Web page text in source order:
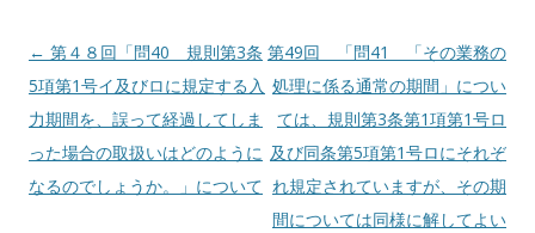
投稿ナビゲーション
← 第４８回「問40 規則第3条
5項第1号イ及びロに規定する入
力期間を、誤って経過してしま
った場合の取扱いはどのように
なるのでしょうか。」について
第49回 「問41 「その業務の
処理に係る通常の期間」につい
ては、規則第3条第1項第1号ロ
及び同条第5項第1号ロにそれぞ
れ規定されていますが、その期
間については同様に解してよい